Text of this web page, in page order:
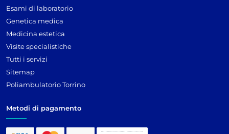
Esami di laboratorio
Genetica medica
Medicina estetica
Visite specialistiche
Tutti i servizi
Sitemap
Poliambulatorio Torrino
Metodi di pagamento